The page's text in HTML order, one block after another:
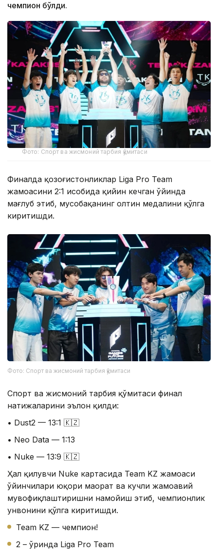
чемпион бўлди.
Фото: Спорт ва жисмоний тарбия қўмитаси
Финалда қозоғистонликлар Liga Pro Team
жамоасини 2:1 ҳисобида қийин кечган ўйинда
мағлуб этиб, мусобақанинг олтин медалини қўлга
киритишди.
Фото: Спорт ва жисмоний тарбия қўмитаси
Спорт ва жисмоний тарбия қўмитаси финал
натижаларини эълон қилди:
• Dust2 — 13:1 🇰🇿
• Neo Data — 1:13
• Nuke — 13:9 🇰🇿
Ҳал қилувчи Nuke картасида Team KZ жамоаси
ўйинчилари юқори маҳорат ва кучли жамоавий
мувофиқлаштиришни намойиш этиб, чемпионлик
унвонини қўлга киритишди.
Team KZ — чемпион!
2 – ўринда Liga Pro Team